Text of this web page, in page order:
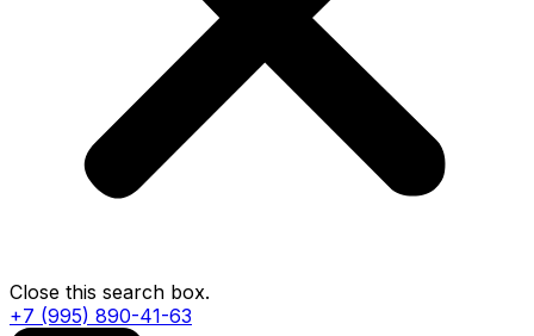
Close this search box.
+7 (995) 890-41-63